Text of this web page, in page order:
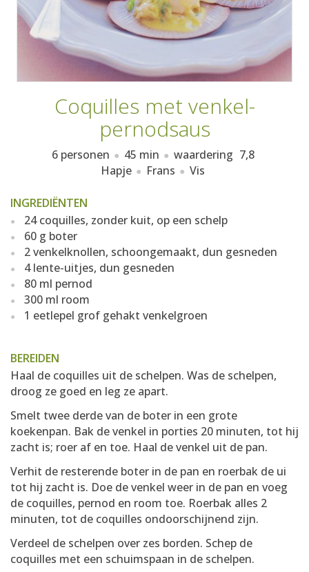
Coquilles met venkel-
pernodsaus
6 personen 45 min waardering 7,8
Hapje
Frans Vis
INGREDIËNTEN
24 coquilles, zonder kuit, op een schelp
60 g boter
2 venkelknollen, schoongemaakt, dun gesneden
4 lente-uitjes, dun gesneden
80 ml pernod
300 ml room
1 eetlepel grof gehakt venkelgroen
BEREIDEN
Haal de coquilles uit de schelpen. Was de schelpen,
droog ze goed en leg ze apart.
Smelt twee derde van de boter in een grote
koekenpan. Bak de venkel in porties 20 minuten, tot hij
zacht is; roer af en toe. Haal de venkel uit de pan.
Verhit de resterende boter in de pan en roerbak de ui
tot hij zacht is. Doe de venkel weer in de pan en voeg
de coquilles, pernod en room toe. Roerbak alles 2
minuten, tot de coquilles ondoorschijnend zijn.
Verdeel de schelpen over zes borden. Schep de
coquilles met een schuimspaan in de schelpen.